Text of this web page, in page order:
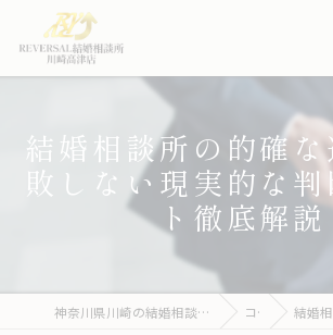
結婚相談所の的確
敗しない現実的な判
ト徹底解説
神奈川県川崎の結婚相談所ならREVERSAL結婚相談所川崎高津店 コラム 結婚相談所の的